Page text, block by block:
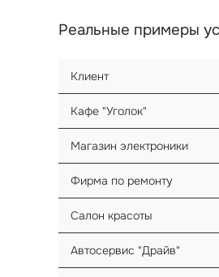
Реальные примеры
Клиент
Кафе "Уголок"
Магазин электроники
Фирма по ремонту
Салон красоты
Автосервис "Драйв"